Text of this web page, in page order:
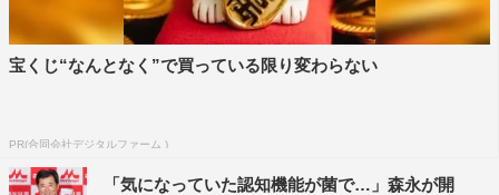
宝くじ“なんとなく”で買っている限り変わらない
PR(合同会社デジタルファーム )
「気になっていた認知機能が菌で…」森永が開